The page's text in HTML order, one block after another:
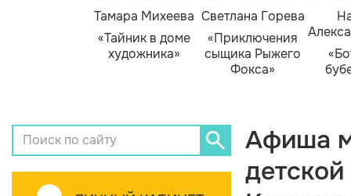
Тамара Михеева
«Тайник в доме
художника»
Светлана Горева
«Приключения
сыщика Рыжего
Фокса»
Афиша